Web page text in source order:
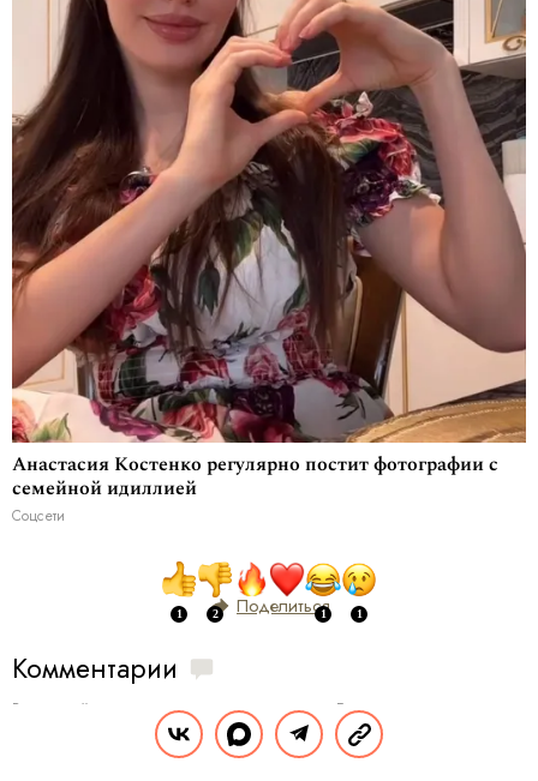
Анастасия Костенко регулярно постит фотографии с
семейной идиллией
Соцсети
Поделиться
Комментарии
Вы уже сейчас можете ответить автору анонимно. Если хотите комментировать
под своим именем и следить за дискуссией — войдитеили